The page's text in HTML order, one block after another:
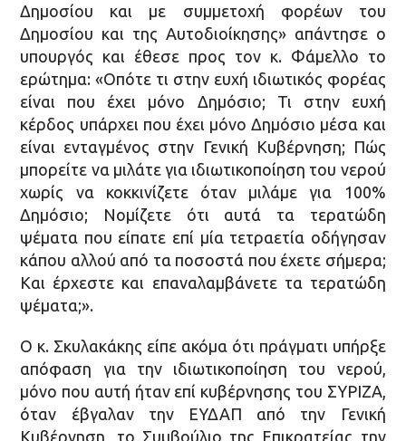
Δημοσίου και με συμμετοχή φορέων του
Δημοσίου και της Αυτοδιοίκησης» απάντησε ο
υπουργός και έθεσε προς τον κ. Φάμελλο το
ερώτημα: «Οπότε τι στην ευχή ιδιωτικός φορέας
είναι που έχει μόνο Δημόσιο; Τι στην ευχή
κέρδος υπάρχει που έχει μόνο Δημόσιο μέσα και
είναι ενταγμένος στην Γενική Κυβέρνηση; Πώς
μπορείτε να μιλάτε για ιδιωτικοποίηση του νερού
χωρίς να κοκκινίζετε όταν μιλάμε για 100%
Δημόσιο; Νομίζετε ότι αυτά τα τερατώδη
ψέματα που είπατε επί μία τετραετία οδήγησαν
κάπου αλλού από τα ποσοστά που έχετε σήμερα;
Και έρχεστε και επαναλαμβάνετε τα τερατώδη
ψέματα;».
Ο κ. Σκυλακάκης είπε ακόμα ότι πράγματι υπήρξε
απόφαση για την ιδιωτικοποίηση του νερού,
μόνο που αυτή ήταν επί κυβέρνησης του ΣΥΡΙΖΑ,
όταν έβγαλαν την ΕΥΔΑΠ από την Γενική
Κυβέρνηση, το Συμβούλιο της Επικρατείας την